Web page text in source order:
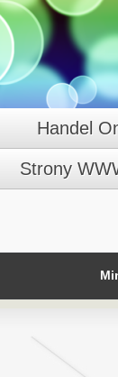
Handel
Strony